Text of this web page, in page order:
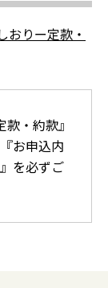
おりー定款・
・約款』
お申込内
を必ずご